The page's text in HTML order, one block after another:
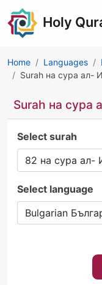
Holy
Home Languages
Surah на сура ал-
Surah на сура
Select surah
Select language